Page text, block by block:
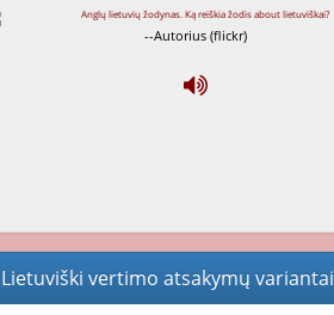
--Autorius (flickr)
Lietuviški vertimo atsakymų variantai